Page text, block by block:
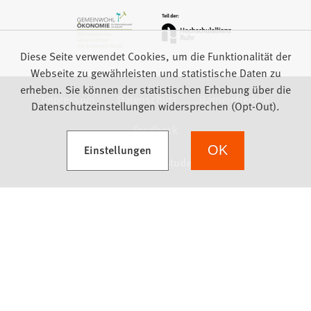
Impressum Datenschutz
Barrierefreiheit
Feedback
Diese Seite verwendet Cookies, um die Funktionalität der
Webseite zu gewährleisten und statistische Daten zu
erheben. Sie können der statistischen Erhebung über die
Datenschutzeinstellungen widersprechen (Opt-Out).
Einstellungen
(Öffnet in einem neuen Tab) OK